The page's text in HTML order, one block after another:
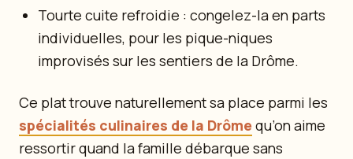
Tourte cuite refroidie : congelez-la en parts
individuelles, pour les pique-niques
improvisés sur les sentiers de la Drôme.
Ce plat trouve naturellement sa place parmi les
spécialités culinaires de la Drômequ’on aime
ressortir quand la famille débarque sans